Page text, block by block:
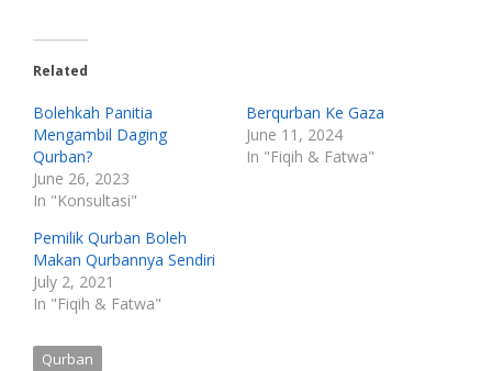
Related
Bolehkah Panitia
Mengambil Daging
Qurban?
June 26, 2023
In "Konsultasi"
Berqurban Ke Gaza
June 11, 2024
In "Fiqih & Fatwa"
Pemilik Qurban Boleh
Makan Qurbannya Sendiri
July 2, 2021
In "Fiqih & Fatwa"
Qurban